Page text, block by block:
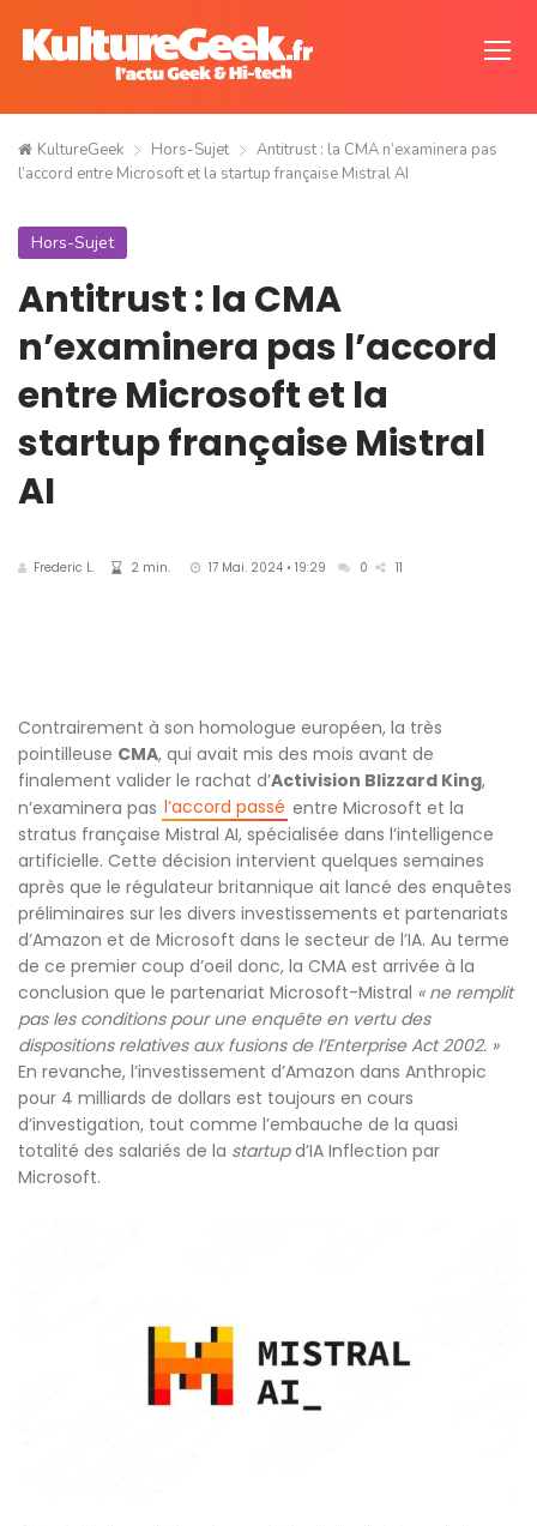
KultureGeek Hors-Sujet
Antitrust : la CMA n’examinera pas
l’accord entre Microsoft et la startup française Mistral AI
Hors-Sujet
Antitrust : la CMA
n’examinera pas l’accord
entre Microsoft et la
startup française Mistral
AI
Frederic L. 2 min. 17 Mai. 2024 • 19:29 0 11
Contrairement à son homologue européen, la très
pointilleuse CMA, qui avait mis des mois avant de
finalement valider le rachat d’Activision Blizzard King,
n’examinera pas l’accord passé entre Microsoft et la
stratus française Mistral AI, spécialisée dans l’intelligence
artificielle. Cette décision intervient quelques semaines
après que le régulateur britannique ait lancé des enquêtes
préliminaires sur les divers investissements et partenariats
d’Amazon et de Microsoft dans le secteur de l’IA. Au terme
de ce premier coup d’oeil donc, la CMA est arrivée à la
conclusion que le partenariat Microsoft-Mistral « ne remplit
pas les conditions pour une enquête en vertu des
dispositions relatives aux fusions de l’Enterprise Act 2002. »
En revanche, l’investissement d’Amazon dans Anthropic
pour 4 milliards de dollars est toujours en cours
d’investigation, tout comme l’embauche de la quasi
totalité des salariés de la startupd’IA Inflection par
Microsoft.